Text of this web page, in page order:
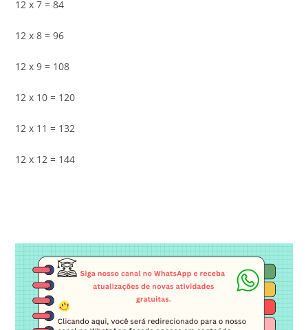
12 x 7 = 84
12 x 8 = 96
12 x 9 = 108
12 x 10 = 120
12 x 11 = 132
12 x 12 = 144